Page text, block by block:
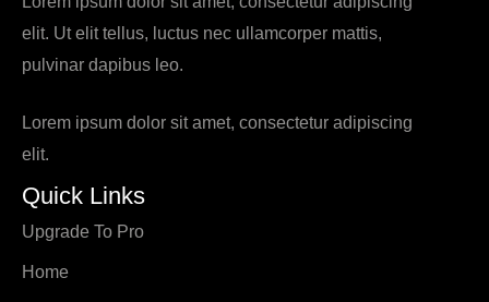
elit. Ut elit tellus, luctus nec ullamcorper mattis,
pulvinar dapibus leo.
Lorem ipsum dolor sit amet, consectetur adipiscing
elit.
Quick Links
Upgrade To Pro
Home